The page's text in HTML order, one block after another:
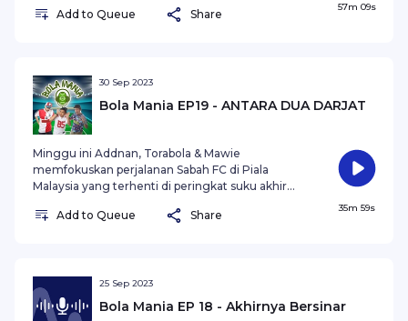
namun tetap semangat untuk bangkit di Likas
Add to Queue Share
57m 09s
30 Sep 2023
Bola Mania EP19 - ANTARA DUA DARJAT
Minggu ini Addnan, Torabola & Mawie
memfokuskan perjalanan Sabah FC di Piala
Malaysia yang terhenti di peringkat suku akhir
tersingkir, namun Sabah FC masih ada harapan!
Add to Queue Share
35m 59s
25 Sep 2023
Bola Mania EP 18 - Akhirnya Bersinar